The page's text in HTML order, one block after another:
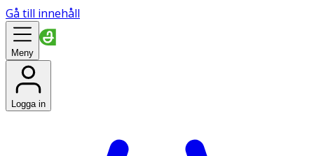
Gå till innehåll
Meny
Logga in